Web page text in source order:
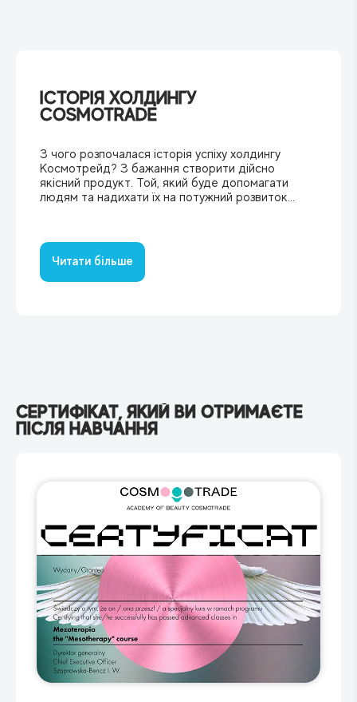
ІСТОРІЯ ХОЛДИНГУ
COSMOTRADE
З чого розпочалася історія успіху холдингу
Космотрейд? ‍З бажання створити дійсно
якісний продукт. Той, який буде допомагати
людям та надихати їх на потужний розвиток...
Читати більше
СЕРТИФІКАТ, ЯКИЙ ВИ ОТРИМАЄТЕ
ПІСЛЯ НАВЧАННЯ